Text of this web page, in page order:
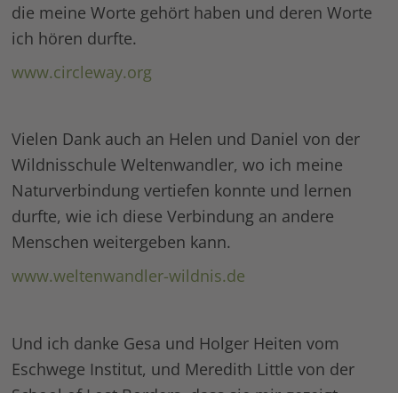
die meine Worte gehört haben und deren Worte
ich hören durfte.
www.circleway.org
Vielen Dank auch an Helen und Daniel von der
Wildnisschule Weltenwandler, wo ich meine
Naturverbindung vertiefen konnte und lernen
durfte, wie ich diese Verbindung an andere
Menschen weitergeben kann.
www.weltenwandler-wildnis.de
Und ich danke Gesa und Holger Heiten vom
Eschwege Institut, und Meredith Little von der